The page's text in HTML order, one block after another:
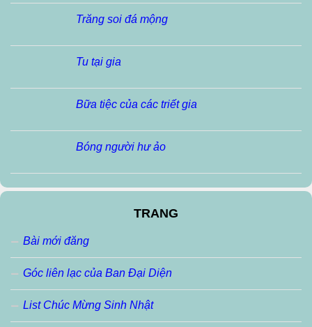
Trăng soi đá mộng
Tu tại gia
Bữa tiệc của các triết gia
Bóng người hư ảo
TRANG
Bài mới đăng
Góc liên lạc của Ban Đại Diện
List Chúc Mừng Sinh Nhật